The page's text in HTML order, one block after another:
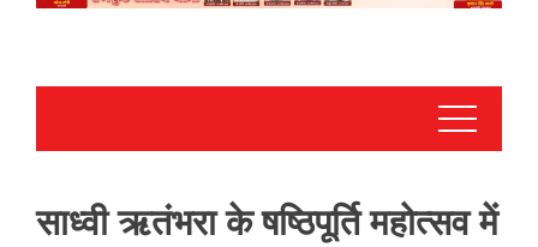
साध्वी ऋतंभरा के षष्ठिपूर्ति महोत्सव में